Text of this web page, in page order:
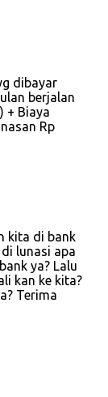
dibayar
berjalan
+ Biaya
Rp
kita di bank
lunasi apa
ya? Lalu
kan ke kita?
Terima